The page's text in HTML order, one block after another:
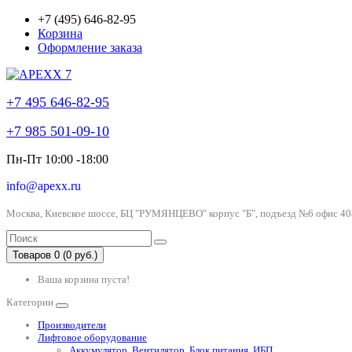
+7 (495) 646-82-95
Корзина
Оформление заказа
+7 495 646-82-95
+7 985 501-09-10
Пн-Пт 10:00 -18:00
info@apexx.ru
Москва, Киевское шоссе, БЦ "РУМЯНЦЕВО" корпус "Б", подъезд №6 офис
Товаров 0 (0 руб.)
Ваша корзина пуста!
Категории
Производители
Лифтовое оборудование